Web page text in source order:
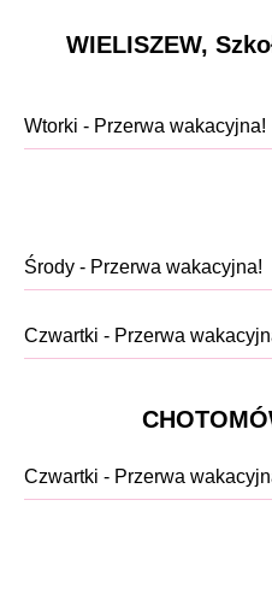
WIELISZEW,
Wtorki - Przerwa wakacyjna!
Środy - Przerwa wakacyjna!
Czwartki - Przerwa
Czwartki - Przerwa